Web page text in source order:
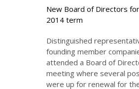
New Board of Directors
2014 term
Distinguished
founding member
attended a Board of
meeting where several
were up for renewal for